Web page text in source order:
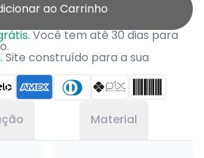
ao Carrinho
Você tem até 30 dias para
Site construído para a sua
Material